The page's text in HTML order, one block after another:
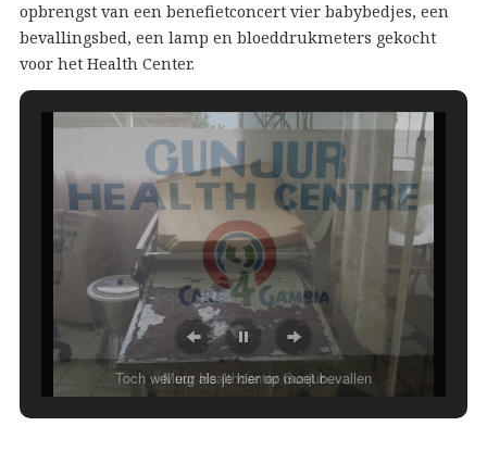
opbrengst van een benefietconcert vier babybedjes, een
bevallingsbed, een lamp en bloeddrukmeters gekocht
voor het Health Center.
Muur Healthcenter Gunjur
Toch wel erg als je hier op moet bevallen